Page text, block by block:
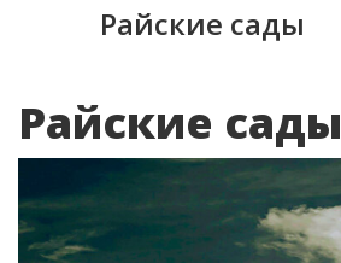
Райские сады
Райские сады